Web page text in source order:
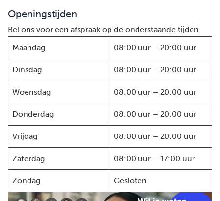
Openingstijden
Bel ons voor een afspraak op de onderstaande tijden.
Maandag
08:00 uur – 20:00 uur
Dinsdag 08:00 uur – 20:00 uur
Woensdag 08:00 uur – 20:00 uur
Donderdag 08:00 uur – 20:00 uur
Vrijdag 08:00 uur – 20:00 uur
Zaterdag 08:00 uur – 17:00 uur
Zondag Gesloten